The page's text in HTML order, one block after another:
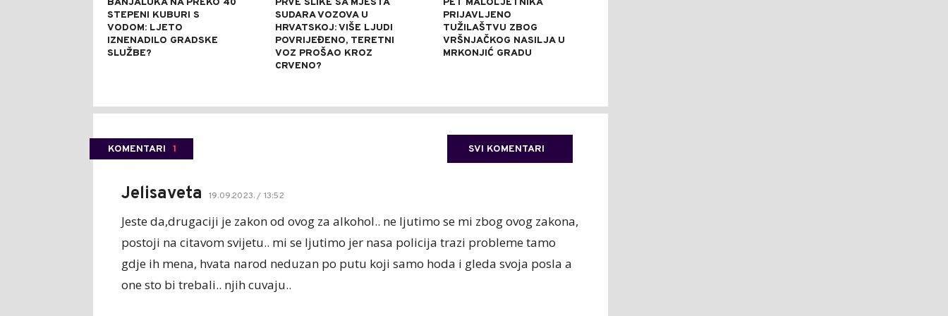
BANJALUKA NA PREKO 40
STEPENI KUBURI S
VODOM: LJETO
IZNENADILO GRADSKE
SLUŽBE?
PRVE SLIKE SA MJESTA
SUDARA VOZOVA U
HRVATSKOJ: VIŠE LJUDI
POVRIJEĐENO, TERETNI
VOZ PROŠAO KROZ
CRVENO?
PET MALOLJETNIKA
PRIJAVLJENO
TUŽILAŠTVU ZBOG
VRŠNJAČKOG NASILJA U
MRKONJIĆ GRADU
KOMENTARI 1 SVI KOMENTARI
Jelisaveta 19.09.2023. / 13:52
Jeste da,drugaciji je zakon od ovog za alkohol.. ne ljutimo se mi zbog ovog zakona,
postoji na citavom svijetu.. mi se ljutimo jer nasa policija trazi probleme tamo
gdje ih mena, hvata narod neduzan po putu koji samo hoda i gleda svoja posla a
one sto bi trebali.. njih cuvaju..